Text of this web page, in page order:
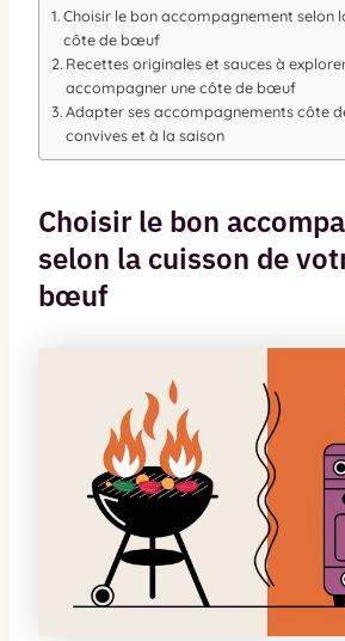
Choisir le bon accompagnement selon
côte de bœuf
Recettes originales et sauces à
accompagner une côte de bœuf
Adapter ses accompagnements côte
convives et à la saison
Choisir le bon
selon la cuisson de
bœuf